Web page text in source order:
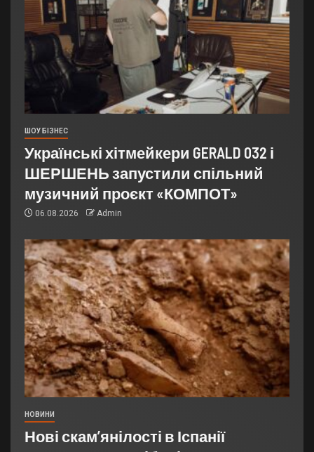
ШОУ БІЗНЕС
Українські хітмейкери GERALD 032 і
ШЕРШЕНЬ запустили спільний
музичний проєкт «КОМПОТ»
06.08.2026 Admin
НОВИНИ
Нові скам’янілості в Іспанії